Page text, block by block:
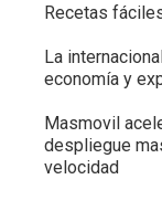
Recetas
La
economía y
Masmovil
despliegue
velocidad